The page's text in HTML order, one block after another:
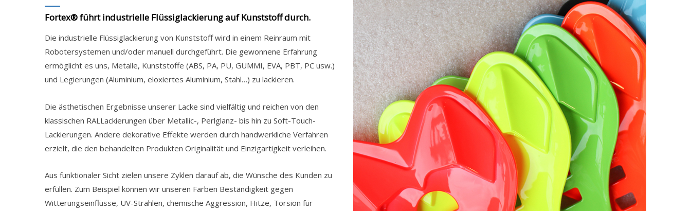
Fortex® führt industrielle Flüssiglackierung auf Kunststoff durch.
Die industrielle Flüssiglackierung von Kunststoff wird in einem Reinraum mit
Robotersystemen und/oder manuell durchgeführt. Die gewonnene Erfahrung
ermöglicht es uns, Metalle, Kunststoffe (ABS, PA, PU, GUMMI, EVA, PBT, PC usw.)
und Legierungen (Aluminium, eloxiertes Aluminium, Stahl…) zu lackieren.
Die ästhetischen Ergebnisse unserer Lacke sind vielfältig und reichen von den
klassischen RALLackierungen über Metallic-, Perlglanz- bis hin zu Soft-Touch-
Lackierungen. Andere dekorative Effekte werden durch handwerkliche Verfahren
erzielt, die den behandelten Produkten Originalität und Einzigartigkeit verleihen.
Aus funktionaler Sicht zielen unsere Zyklen darauf ab, die Wünsche des Kunden zu
erfüllen. Zum Beispiel können wir unseren Farben Beständigkeit gegen
Witterungseinflüsse, UV-Strahlen, chemische Aggression, Hitze, Torsion für